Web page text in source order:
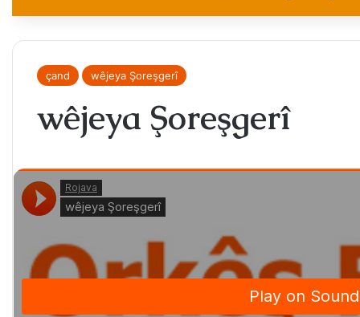
çand wêjeya Şoreşgerî
wêjeya Şoreşgerî